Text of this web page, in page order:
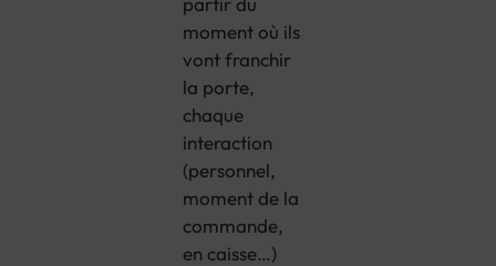
moment où ils
vont franchir
la porte,
chaque
interaction
(personnel,
moment de la
commande,
en caisse…)